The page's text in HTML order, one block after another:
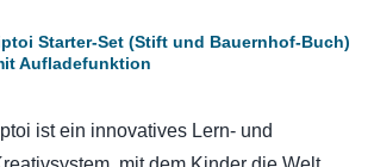
Starter-Set (Stift und Bauernhof-Buch)
Aufladefunktion
ist ein innovatives Lern- und